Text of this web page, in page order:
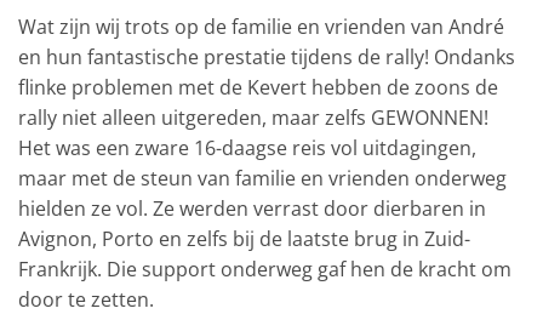
Wat zijn wij trots op de familie en vrienden van André
en hun fantastische prestatie tijdens de rally! Ondanks
flinke problemen met de Kevert hebben de zoons de
rally niet alleen uitgereden, maar zelfs GEWONNEN!
Het was een zware 16-daagse reis vol uitdagingen,
maar met de steun van familie en vrienden onderweg
hielden ze vol. Ze werden verrast door dierbaren in
Avignon, Porto en zelfs bij de laatste brug in Zuid-
Frankrijk. Die support onderweg gaf hen de kracht om
door te zetten.